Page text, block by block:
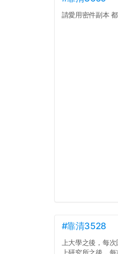
請愛用密件副本
#靠清3528
上大學之後，每
上研究所之後，